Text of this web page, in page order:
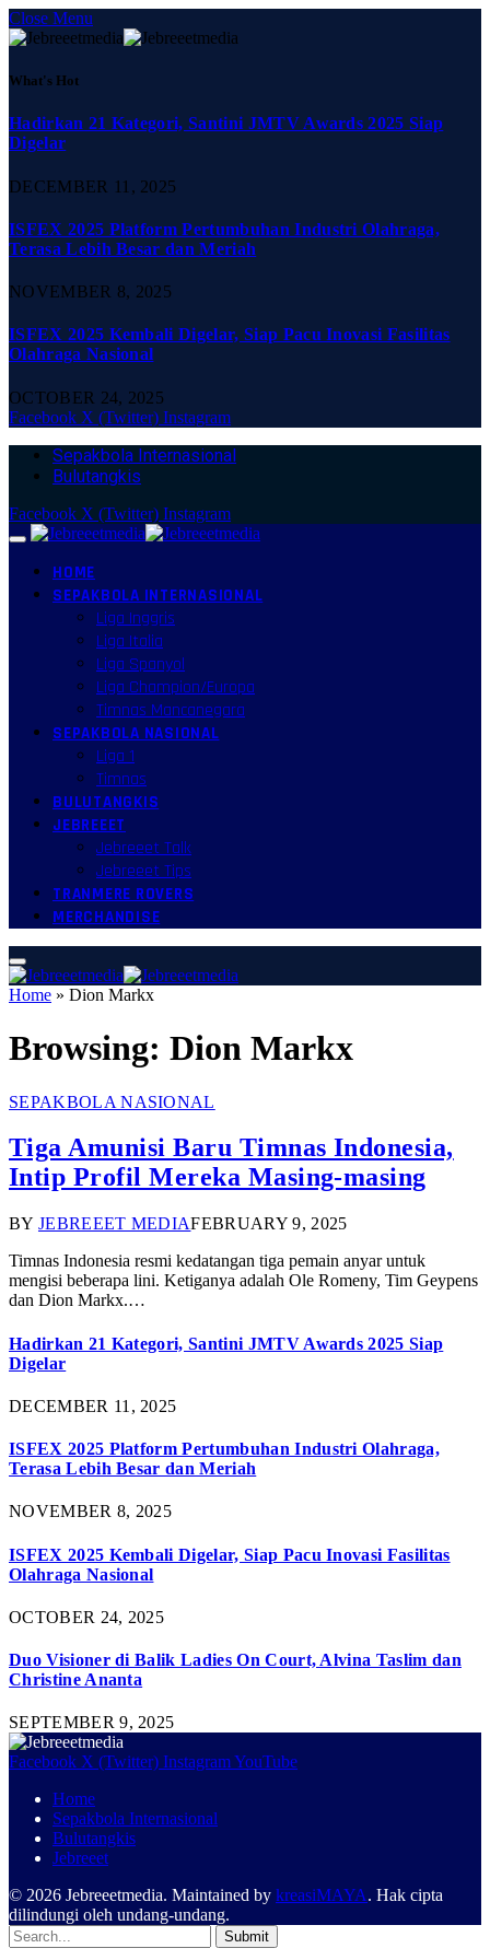
Close Menu
What's Hot
Hadirkan 21 Kategori, Santini JMTV Awards 2025 Siap
Digelar
DECEMBER 11, 2025
ISFEX 2025 Platform Pertumbuhan Industri Olahraga,
Terasa Lebih Besar dan Meriah
NOVEMBER 8, 2025
ISFEX 2025 Kembali Digelar, Siap Pacu Inovasi Fasilitas
Olahraga Nasional
OCTOBER 24, 2025
Facebook X (Twitter) Instagram
Sepakbola Internasional
Bulutangkis
Facebook X (Twitter) Instagram
HOME
SEPAKBOLA INTERNASIONAL
Liga Inggris
Liga Italia
Liga Spanyol
Liga Champion/Europa
Timnas Mancanegara
SEPAKBOLA NASIONAL
Liga 1
Timnas
BULUTANGKIS
JEBREEET
Jebreeet Talk
Jebreeet Tips
TRANMERE ROVERS
MERCHANDISE
Home » Dion Markx
Browsing: Dion Markx
SEPAKBOLA NASIONAL
Tiga Amunisi Baru Timnas Indonesia,
Intip Profil Mereka Masing-masing
BY JEBREEET MEDIAFEBRUARY 9, 2025
Timnas Indonesia resmi kedatangan tiga pemain anyar untuk
mengisi beberapa lini. Ketiganya adalah Ole Romeny, Tim Geypens
dan Dion Markx.…
Hadirkan 21 Kategori, Santini JMTV Awards 2025 Siap
Digelar
DECEMBER 11, 2025
ISFEX 2025 Platform Pertumbuhan Industri Olahraga,
Terasa Lebih Besar dan Meriah
NOVEMBER 8, 2025
ISFEX 2025 Kembali Digelar, Siap Pacu Inovasi Fasilitas
Olahraga Nasional
OCTOBER 24, 2025
Duo Visioner di Balik Ladies On Court, Alvina Taslim dan
Christine Ananta
SEPTEMBER 9, 2025
Facebook X (Twitter) InstagramYouTube
Home
Sepakbola Internasional
Bulutangkis
Jebreeet
© 2026 Jebreeetmedia. Maintained by kreasiMAYA. Hak cipta
dilindungi oleh undang-undang.
Submit